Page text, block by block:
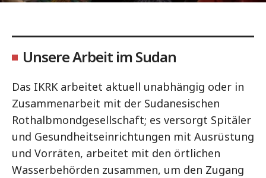
Unsere Arbeit im Sudan
Das IKRK arbeitet aktuell unabhängig oder in
Zusammenarbeit mit der Sudanesischen
Rothalbmondgesellschaft; es versorgt Spitäler
und Gesundheitseinrichtungen mit Ausrüstung
und Vorräten, arbeitet mit den örtlichen
Wasserbehörden zusammen, um den Zugang